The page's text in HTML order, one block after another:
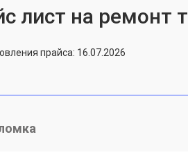
лист на ремонт
прайса: 16.07.2026